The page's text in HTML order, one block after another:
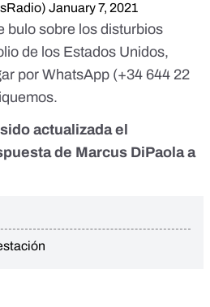
January 7, 2021
bulo sobre los disturbios
de los Estados Unidos,
por WhatsApp (+34 644 22
actualizada el
de Marcus DiPaola a